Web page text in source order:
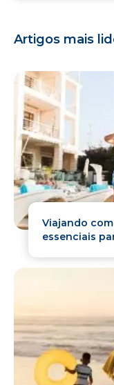
Artigos mais
Viajando
essenciais